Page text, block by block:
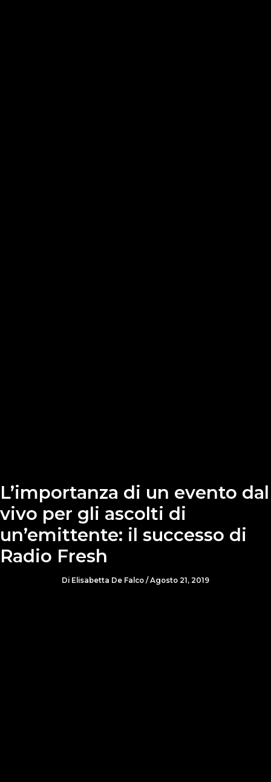
L’importanza di un evento dal
vivo per gli ascolti di
un’emittente: il successo di
Radio Fresh
Di Elisabetta De Falco / Agosto 21, 2019